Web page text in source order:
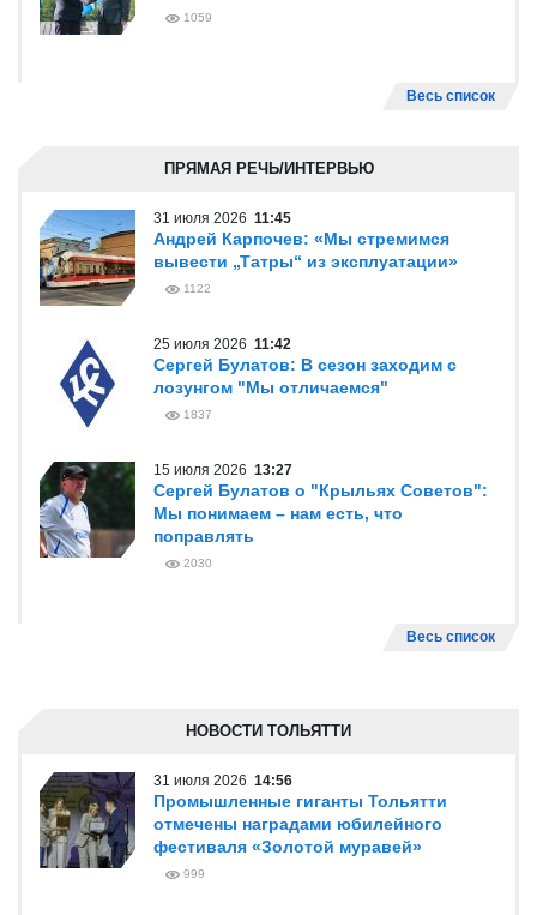
1059
Весь список
ПРЯМАЯ РЕЧЬ/ИНТЕРВЬЮ
31 июля 2026 11:45
Андрей Карпочев: «Мы стремимся
вывести „Татры“ из эксплуатации»
1122
25 июля 2026 11:42
Сергей Булатов: В сезон заходим с
лозунгом "Мы отличаемся"
1837
15 июля 2026 13:27
Сергей Булатов о "Крыльях Советов":
Мы понимаем – нам есть, что
поправлять
2030
Весь список
НОВОСТИ ТОЛЬЯТТИ
31 июля 2026 14:56
Промышленные гиганты Тольятти
отмечены наградами юбилейного
фестиваля «Золотой муравей»
999